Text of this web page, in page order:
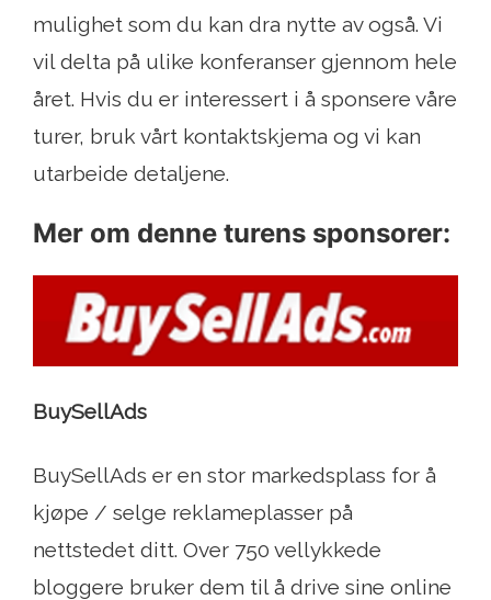
mulighet som du kan dra nytte av også. Vi
vil delta på ulike konferanser gjennom hele
året. Hvis du er interessert i å sponsere våre
turer, bruk vårt kontaktskjema og vi kan
utarbeide detaljene.
Mer om denne turens sponsorer:
BuySellAds
BuySellAds er en stor markedsplass for å
kjøpe / selge reklameplasser på
nettstedet ditt. Over 750 vellykkede
bloggere bruker dem til å drive sine online